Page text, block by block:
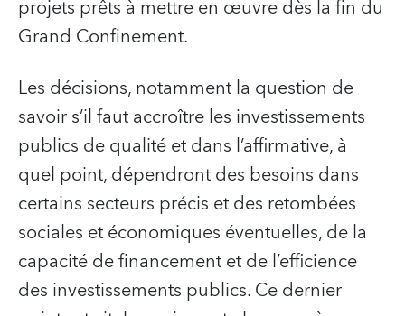
projets prêts à mettre en œuvre dès la fin du
Grand Confinement.
Les décisions, notamment la question de
savoir s’il faut accroître les investissements
publics de qualité et dans l’affirmative, à
quel point, dépendront des besoins dans
certains secteurs précis et des retombées
sociales et économiques éventuelles, de la
capacité de financement et de l’efficience
des investissements publics. Ce dernier